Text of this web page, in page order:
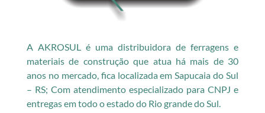
A AKROSUL é uma distribuidora de ferragens e
materiais de construção que atua há mais de 30
anos no mercado, fica localizada em Sapucaia do Sul
– RS; Com atendimento especializado para CNPJ e
entregas em todo o estado do Rio grande do Sul.